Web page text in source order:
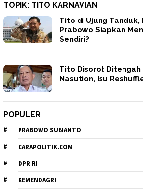
TOPIK: TITO KARNAVIAN
Tito di Ujung Tanduk,
Prabowo Siapkan
Sendiri?
Tito Disorot Ditengah
Nasution, Isu
POPULER
PRABOWO SUBIANTO
CARAPOLITIK.COM
DPR RI
KEMENDAGRI